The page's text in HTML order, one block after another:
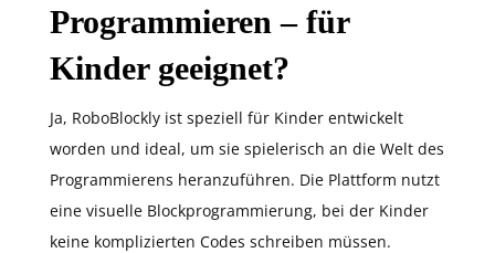
Programmieren – für
Kinder geeignet?
Ja, RoboBlockly ist speziell für Kinder entwickelt
worden und ideal, um sie spielerisch an die Welt des
Programmierens heranzuführen. Die Plattform nutzt
eine visuelle Blockprogrammierung, bei der Kinder
keine komplizierten Codes schreiben müssen.